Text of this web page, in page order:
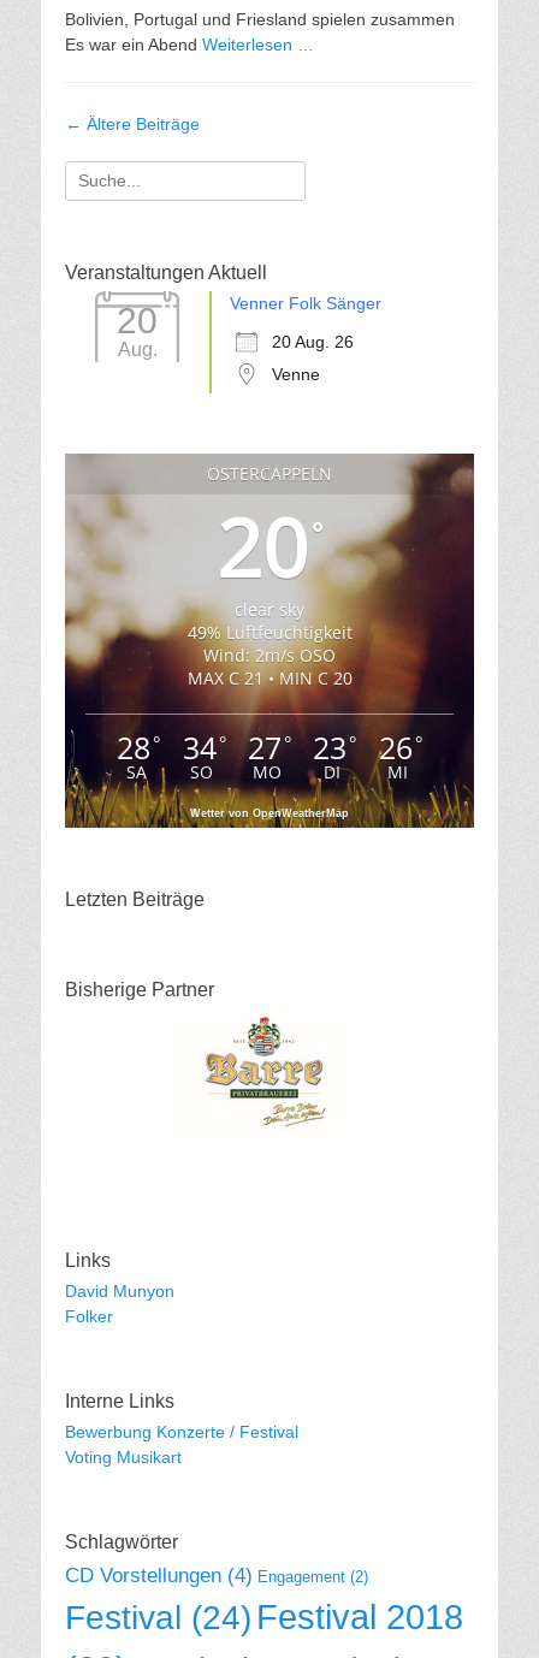
Bolivien, Portugal und Friesland spielen zusammen
Es war ein Abend Weiterlesen …
Beitragsnavigation
← Ältere Beiträge
Suche
für:
Veranstaltungen Aktuell
20
Aug.
Venner Folk Sänger
20 Aug. 26
Venne
OSTERCAPPELN
20°
clear sky
49% Luftfeuchtigkeit
Wind: 2m/s OSO
MAX C 21 • MIN C 20
28°
SA
34°
SO
27°
MO
23°
DI
26°
MI
Wetter von OpenWeatherMap
Letzten Beiträge
Bisherige Partner
Links
David Munyon
Folker
Interne Links
Bewerbung Konzerte / Festival
Voting Musikart
Schlagwörter
CD Vorstellungen (4) Engagement (2)
Festival (24) Festival 2018